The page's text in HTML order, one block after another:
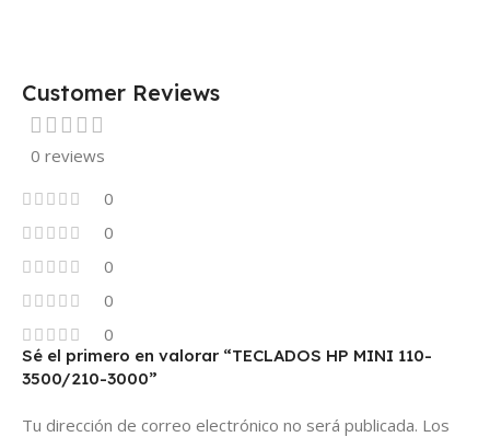
Customer Reviews
0 reviews
0
0
0
0
0
Sé el primero en valorar “TECLADOS HP MINI 110-
3500/210-3000”
Tu dirección de correo electrónico no será publicada. Los